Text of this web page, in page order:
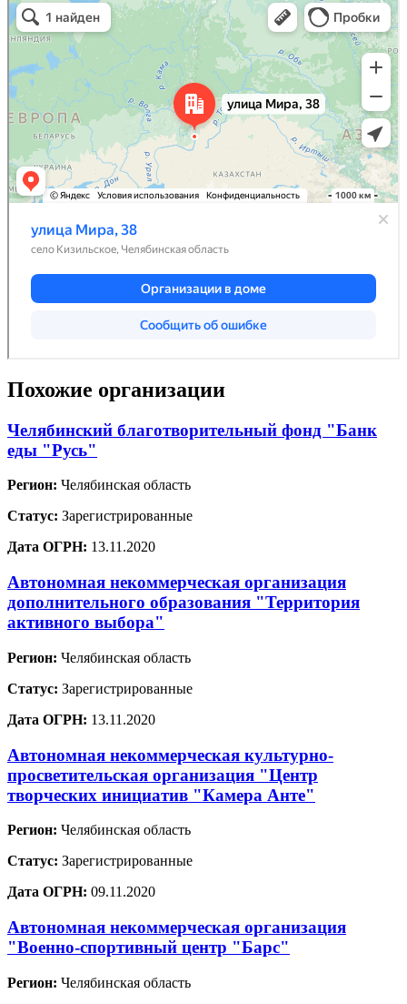
Похожие организации
Челябинский благотворительный фонд "Банк
еды "Русь"
Регион: Челябинская область
Статус: Зарегистрированные
Дата ОГРН: 13.11.2020
Автономная некоммерческая организация
дополнительного образования "Территория
активного выбора"
Регион: Челябинская область
Статус: Зарегистрированные
Дата ОГРН: 13.11.2020
Автономная некоммерческая культурно-
просветительская организация "Центр
творческих инициатив "Камера Анте"
Регион: Челябинская область
Статус: Зарегистрированные
Дата ОГРН: 09.11.2020
Автономная некоммерческая организация
"Военно-спортивный центр "Барс"
Регион: Челябинская область